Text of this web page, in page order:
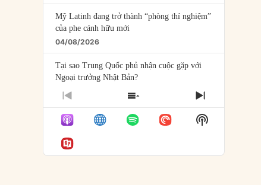
Mỹ Latinh đang trở thành “phòng thí nghiệm”
của phe cánh hữu mới
04/08/2026
Tại sao Trung Quốc phủ nhận cuộc gặp với
Ngoại trưởng Nhật Bản?
04/08/2026
Điểm mù chiến lược của Trump tại Thái Bình
Dương
03/08/2026
PREVIOUS
EPISODE
SHOW
EPISODES
LIST
NEXT
EPISODE
Show
Podcast